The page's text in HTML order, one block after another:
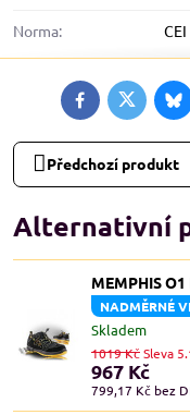
Norma:
FacebookTwitter
Předchozí produkt
Alternativní
MEMPHIS O1
NADMĚRNÉ
Skladem
967 Kč
799,17 Kč bez
1019 KčSleva